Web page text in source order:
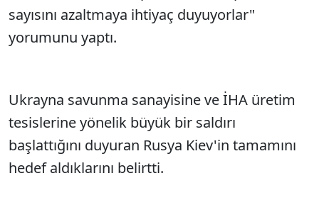
sayısını azaltmaya ihtiyaç duyuyorlar"
yorumunu yaptı.
Ukrayna savunma sanayisine ve İHA üretim
tesislerine yönelik büyük bir saldırı
başlattığını duyuran Rusya Kiev'in tamamını
hedef aldıklarını belirtti.